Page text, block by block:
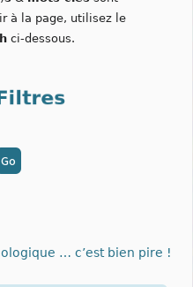
à la page, utilisez le
ci-dessous.
… c’est bien pire !